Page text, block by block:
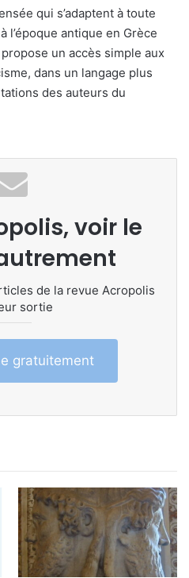
qui s’adaptent à toute
l’époque antique en Grèce
propose un accès simple aux
dans un langage plus
des auteurs du
voir le
de la revue Acropolis
sortie
gratuitement